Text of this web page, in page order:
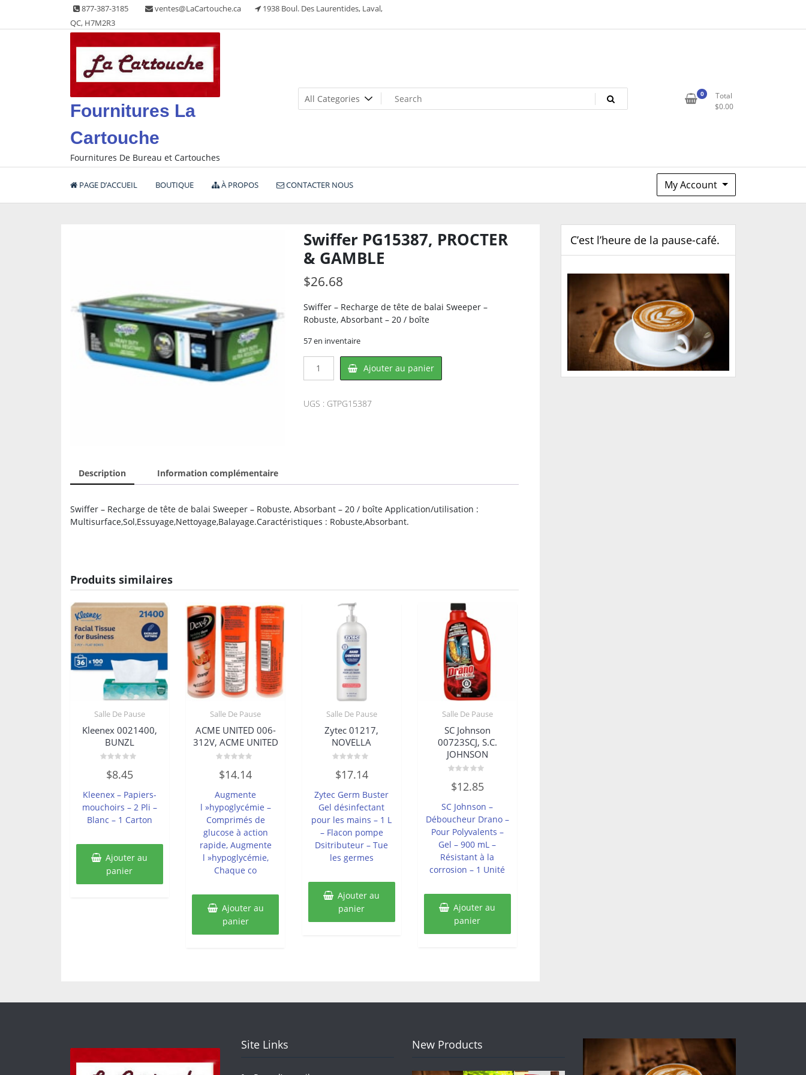
content
877-387-3185 ventes@LaCartouche.ca
1938 Boul. Des Laurentides, Laval,
QC, H7M2R3
Fournitures La
Cartouche
Fournitures De Bureau et Cartouches
0
Total
$0.00
PAGE D’ACCUEIL BOUTIQUE À PROPOS CONTACTER NOUS My Account
Swiffer PG15387, PROCTER
& GAMBLE
$26.68
Swiffer – Recharge de tête de balai Sweeper –
Robuste, Absorbant – 20 / boîte
57 en inventaire
PG15387,
Ajouter au panier
UGS : GTPG15387
Description Information complémentaire
Swiffer – Recharge de tête de balai Sweeper – Robuste, Absorbant – 20 / boîte Application/utilisation :
Multisurface,Sol,Essuyage,Nettoyage,Balayage.Caractéristiques : Robuste,Absorbant.
Produits similaires
Salle De Pause
Kleenex 0021400,
BUNZL
sur
$8.45
Kleenex – Papiers-
mouchoirs – 2 Pli –
Blanc – 1 Carton
Ajouter au
panier
Salle De Pause
ACME UNITED 006-
312V, ACME UNITED
0
sur
$14.14
Augmente
l »hypoglycémie –
Comprimés de
glucose à action
rapide, Augmente
l »hypoglycémie,
Chaque co
Ajouter au
panier
Salle De Pause
Zytec 01217,
NOVELLA
0
sur
$17.14
Zytec Germ Buster
Gel désinfectant
pour les mains – 1 L
– Flacon pompe
Dsitributeur – Tue
les germes
Ajouter au
panier
Salle De Pause
SC Johnson
00723SCJ, S.C.
JOHNSON
0
sur
$12.85
SC Johnson –
Déboucheur Drano –
Pour Polyvalents –
Gel – 900 mL –
Résistant à la
corrosion – 1 Unité
Ajouter au
panier
C’est l’heure de la pause-café.
Site Links New Products